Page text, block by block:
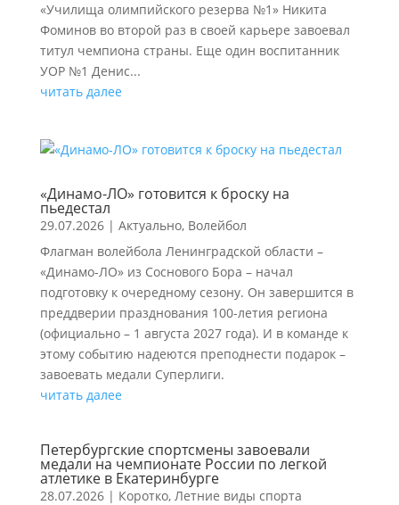
«Училища олимпийского резерва №1» Никита
Фоминов во второй раз в своей карьере завоевал
титул чемпиона страны. Еще один воспитанник
УОР №1 Денис...
читать далее
«Динамо-ЛО» готовится к броску на
пьедестал
29.07.2026| Актуально, Волейбол
Флагман волейбола Ленинградской области –
«Динамо-ЛО» из Соснового Бора – начал
подготовку к очередному сезону. Он завершится в
преддверии празднования 100-летия региона
(официально – 1 августа 2027 года). И в команде к
этому событию надеются преподнести подарок –
завоевать медали Суперлиги.
читать далее
Петербургские спортсмены завоевали
медали на чемпионате России по легкой
атлетике в Екатеринбурге
28.07.2026| Коротко, Летние виды спорта